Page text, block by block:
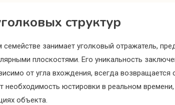
структур
занимает уголковый отражатель,
плоскостями. Его уникальность
от угла вхождения, всегда возвращается
необходимость юстировки в реальном
объекта.